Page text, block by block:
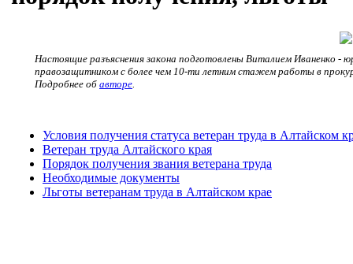
Настоящие разъяснения закона подготовлены Виталием Иваненко -
правозащитником с более чем 10-ти летним стажем работы в
Подробнее об авторе
Условия получения статуса ветеран труда в Алтайском
Ветеран труда Алтайского края
Порядок получения звания ветерана труда
Необходимые документы
Льготы ветеранам труда в Алтайском крае